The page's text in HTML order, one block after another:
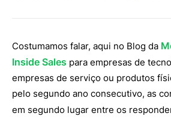
Costumamos falar, aqui no Blog da
Inside Sales para empresas de
empresas de serviço ou produtos
pelo segundo ano consecutivo, as
em segundo lugar entre os